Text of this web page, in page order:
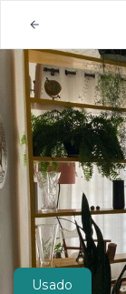
Usado